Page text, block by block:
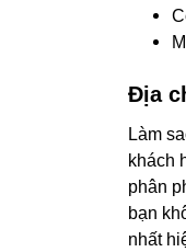
Địa
Làm
khách
phân
bạn
nhất